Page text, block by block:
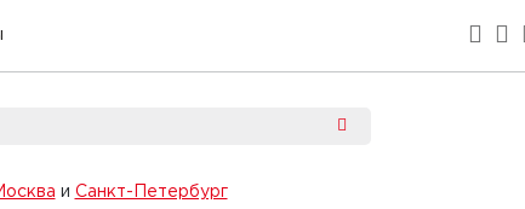
и Санкт-Петербург